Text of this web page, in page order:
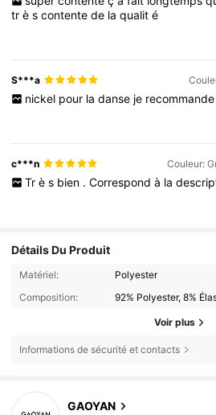
trèscontentede laqualité
S***a
nickel pour la danse je recommande
c***n Couleur:
Tr è s bien . Correspond à la
Détails Du Produit
Matériel:
Polyester
Composition:
92% Polyester, 8%
Voir plus
Informations de sécurité et contacts
GAOYAN